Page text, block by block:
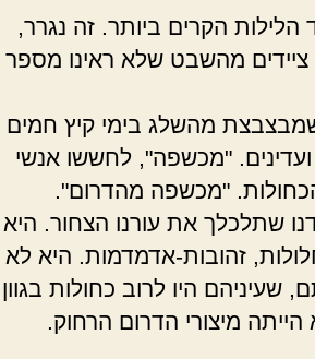
הקרים ביותר. זה נגרר,
מהשבט שלא ראינו מספר
מהשלג בימי קיץ חמים
"מכשפה", לחששו אנשי
"מכשפה מהדרום".
שתלכלך את עורנו הצחור. היא
זהובות-אדמדמות. היא לא
שעיניהם היו לרוב כחולות בגוון
הייתה מיצורי הדרום הרחוק.